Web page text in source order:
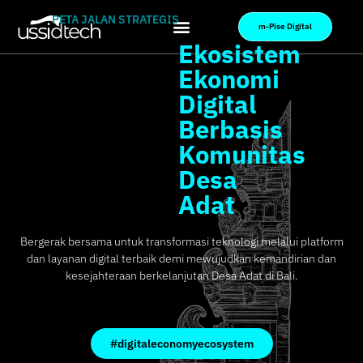
m-Pise Digital
PETA JALAN STRATEGIS
Ekosistem
Ekonomi
Digital
Berbasis
Komunitas
Desa
Adat
Bergerak bersama untuk transformasi teknologi melalui platform
dan layanan digital terbaik demi mewujudkan kemandirian dan
kesejahteraan berkelanjutan Desa Adat di Bali.
#digitaleconomyecosystem